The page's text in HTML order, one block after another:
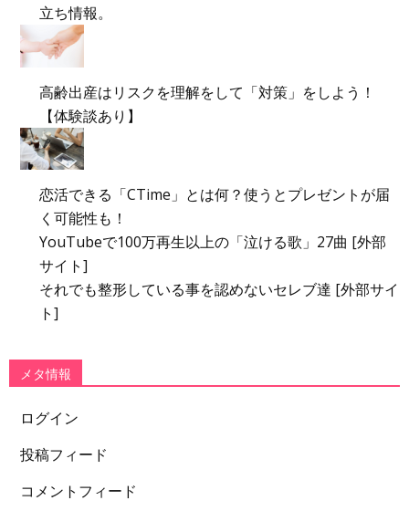
立ち情報。
高齢出産はリスクを理解をして「対策」をしよう！
【体験談あり】
恋活できる「CTime」とは何？使うとプレゼントが届
く可能性も！
YouTubeで100万再生以上の「泣ける歌」27曲 [外部
サイト]
それでも整形している事を認めないセレブ達 [外部サイ
ト]
メタ情報
ログイン
投稿フィード
コメントフィード